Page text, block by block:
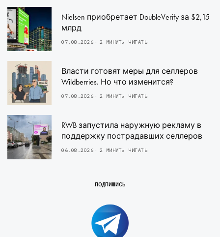
Nielsen приобретает DoubleVerify за $2,15
млрд
07.08.2026 2 МИНУТЫ ЧИТАТЬ
Власти готовят меры для селлеров
Wildberries. Но что изменится?
07.08.2026 2 МИНУТЫ ЧИТАТЬ
RWB запустила наружную рекламу в
поддержку пострадавших селлеров
06.08.2026 2 МИНУТЫ ЧИТАТЬ
ПОДПИШИСЬ